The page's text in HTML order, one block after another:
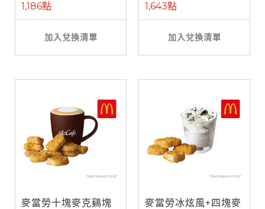
1,186點
加入兌換清單
1,643點
加入兌換清單
麥當勞十塊麥克鷄塊
麥當勞冰炫風+四塊麥